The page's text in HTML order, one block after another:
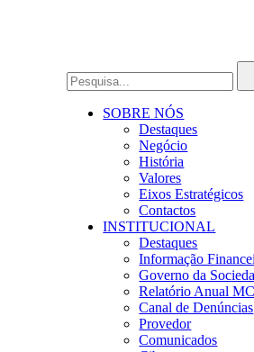
SOBRE NÓS
Destaques
Negócio
História
Valores
Eixos Estratégicos
Contactos
INSTITUCIONAL
Destaques
Informação
Governo da
Relatório Anual
Canal de Denúncias
Provedor
Comunicados